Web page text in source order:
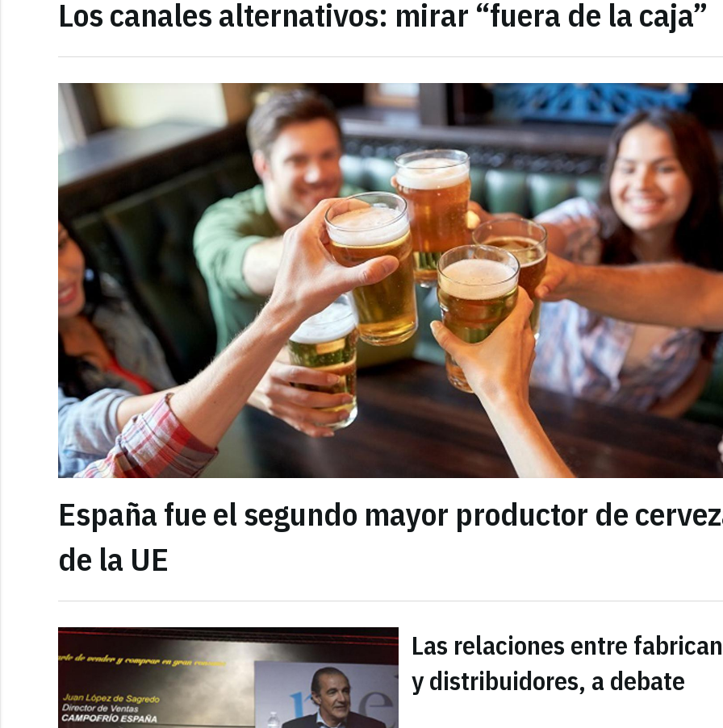
Los canales alternativos: mirar “fuera de la caja”
España fue el segundo mayor productor de
de la UE
Las relaciones entre
y distribuidores, a debate